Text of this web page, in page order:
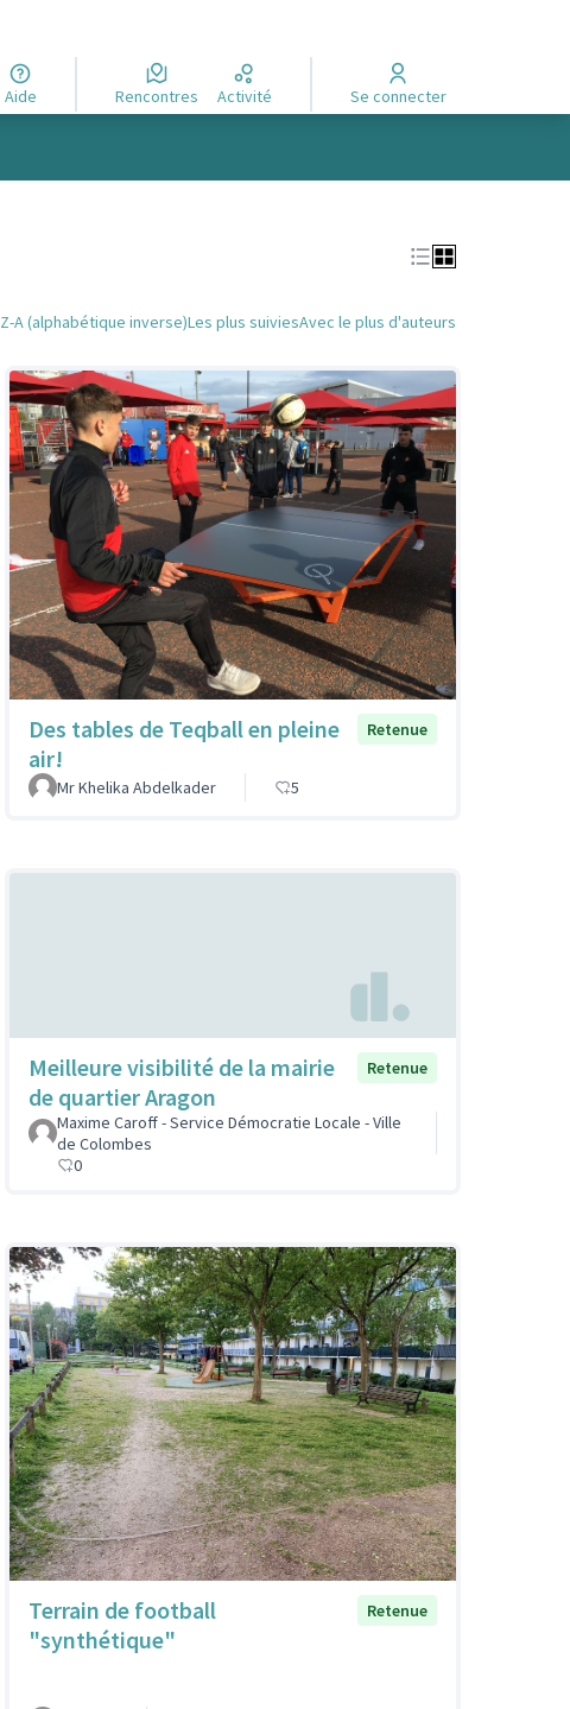
Aide Rencontres Activité Se connecter
Z-A (alphabétique inverse)Les plus suiviesAvec le plus d'auteurs
Des tables de Teqball en pleine
air!
Retenue
Mr Khelika Abdelkader 5
Meilleure visibilité de la mairie
de quartier Aragon
Retenue
Maxime Caroff - Service Démocratie Locale - Ville
de Colombes
0
Terrain de football
"synthétique"
Retenue